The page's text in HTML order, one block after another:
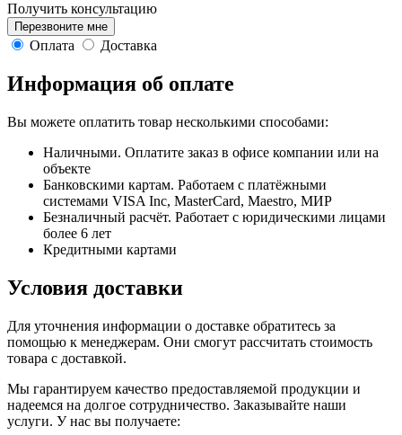
Получить консультацию
Перезвоните мне
Оплата Доставка
Информация об оплате
Вы можете оплатить товар несколькими способами:
Наличными. Оплатите заказ в офисе компании или на
объекте
Банковскими картам. Работаем с платёжными
системами VISA Inc, MasterCard, Maestro, МИР
Безналичный расчёт. Работает с юридическими лицами
более 6 лет
Кредитными картами
Условия доставки
Для уточнения информации о доставке обратитесь за
помощью к менеджерам. Они смогут рассчитать стоимость
товара с доставкой.
Мы гарантируем качество предоставляемой продукции и
надеемся на долгое сотрудничество. Заказывайте наши
услуги. У нас вы получаете: